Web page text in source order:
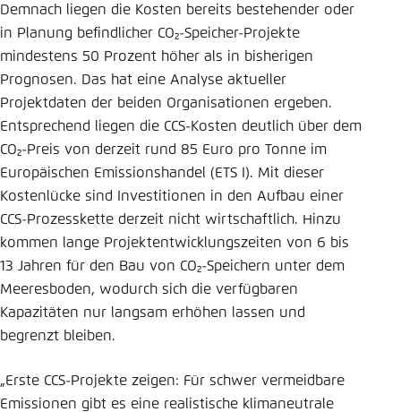
Demnach liegen die Kosten bereits bestehender oder
in Planung befindlicher CO₂-Speicher-Projekte
mindestens 50 Prozent höher als in bisherigen
Prognosen. Das hat eine Analyse aktueller
Projektdaten der beiden Organisationen ergeben.
Entsprechend liegen die CCS-Kosten deutlich über dem
CO₂-Preis von derzeit rund 85 Euro pro Tonne im
Europäischen Emissionshandel (ETS I). Mit dieser
Kostenlücke sind Investitionen in den Aufbau einer
CCS-Prozesskette derzeit nicht wirtschaftlich. Hinzu
kommen lange Projektentwicklungszeiten von 6 bis
13 Jahren für den Bau von CO₂-Speichern unter dem
Meeresboden, wodurch sich die verfügbaren
Kapazitäten nur langsam erhöhen lassen und
begrenzt bleiben.
„Erste CCS-Projekte zeigen: Für schwer vermeidbare
Emissionen gibt es eine realistische klimaneutrale